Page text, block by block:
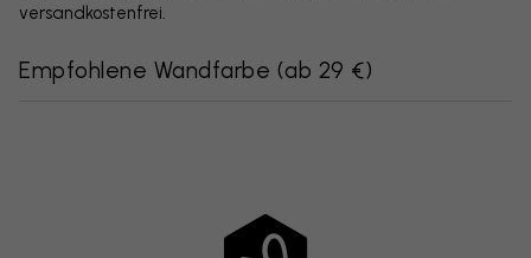
versandkostenfrei.
Empfohlene Wandfarbe (ab 29 €)